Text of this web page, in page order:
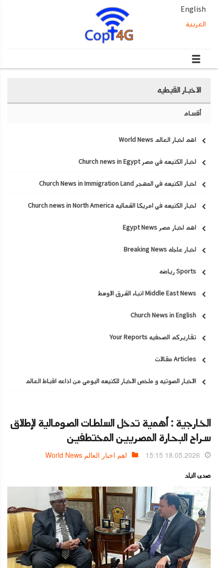
English
العربية
الاخبار القبطيه
أقسام
اهم اخبار العالم World News
اخبار الكنيسه في مصر Church news in Egypt
اخبار الكنيسه في المهجر Church News in Immigration Land
اخبار الكنيسه في امريكا الشماليه Church news in North America
اهم اخبار مصر Egypt News
اخبار عاجله Breaking News
Sports رياضه
Middle East News انباء الشرق الاوسط
Church News in English
تقاريركم الصحفيه Your Reports
Articles مقالات
الاخبار الصوتيه و ملخص الاخبار للكنيسه اليومي من اذاعه اقباط العالم
الخارجية : أهمية تدخل السلطات الصومالية لإطلاق
سراح البحارة المصريين المختطفين
18.05.2026 15:15 اهم اخبار العالم World News
صدى البلد